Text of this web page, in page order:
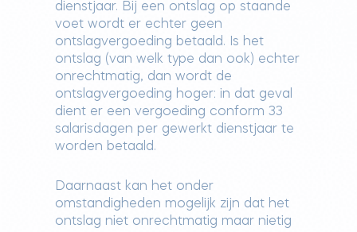
dienstjaar. Bij een ontslag op staande
voet wordt er echter geen
ontslagvergoeding betaald. Is het
ontslag (van welk type dan ook) echter
onrechtmatig, dan wordt de
ontslagvergoeding hoger: in dat geval
dient er een vergoeding conform 33
salarisdagen per gewerkt dienstjaar te
worden betaald.
Daarnaast kan het onder
omstandigheden mogelijk zijn dat het
ontslag niet onrechtmatig maar nietig